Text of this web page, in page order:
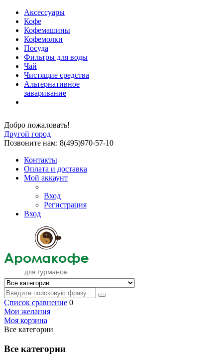
Аксессуары
Кофе
Кофемашины
Кофемолки
Посуда
Фильтры для воды
Чай
Чистящие средства
Альтернативное
заваривание
Добро пожаловать!
Другой город
Позвоните нам: 8(495)970-57-10
Контакты
Оплата и доставка
Мой аккаунт
Вход
Регистрация
Вход
Список сравнение 0
Мои желания
Моя корзина
Все категории
Все категории